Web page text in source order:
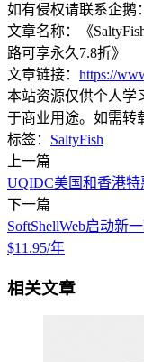
如有侵权请联系企鹅
文章名称：《
路可享永久7.8折》
文章链接： https://
本站资源仅供个人学
于商业用途。如需转
标签： SaltyFish
上一篇
UQIDC美国和香港特
下一篇
SoftShellWeb启动新
$11.95/年
相关文章